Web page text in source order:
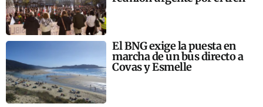
El BNG exige la puesta en
marcha de un bus directo a
Covas y Esmelle